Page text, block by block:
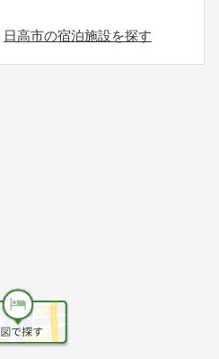
日高市の宿泊施設を探す